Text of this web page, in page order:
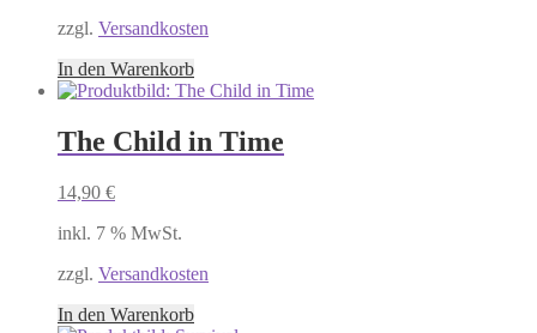
zzgl. Versandkosten
In den Warenkorb
The Child in Time
14,90 €
inkl. 7 % MwSt.
zzgl. Versandkosten
In den Warenkorb